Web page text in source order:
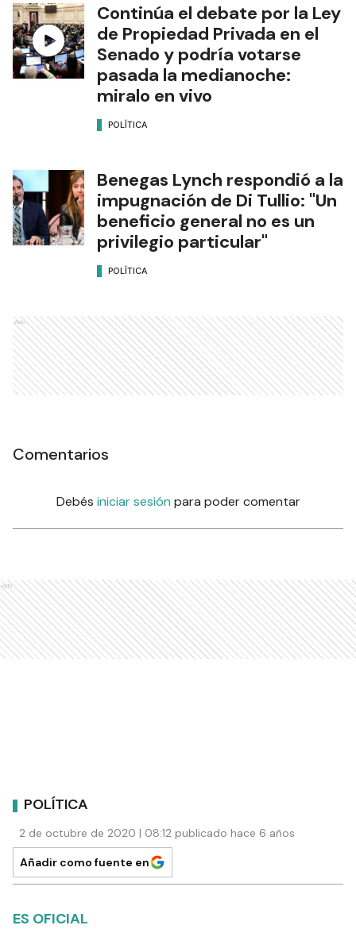
Continúa el debate por la Ley
de Propiedad Privada en el
Senado y podría votarse
pasada la medianoche:
miralo en vivo
POLÍTICA
Benegas Lynch respondió a la
impugnación de Di Tullio: "Un
beneficio general no es un
privilegio particular"
POLÍTICA
Ads
Comentarios
Debés iniciar sesión para poder comentar
Ads
POLÍTICA
2 de octubre de 2020 | 08:12 publicado hace 6 años
Añadir como fuente en
ES OFICIAL